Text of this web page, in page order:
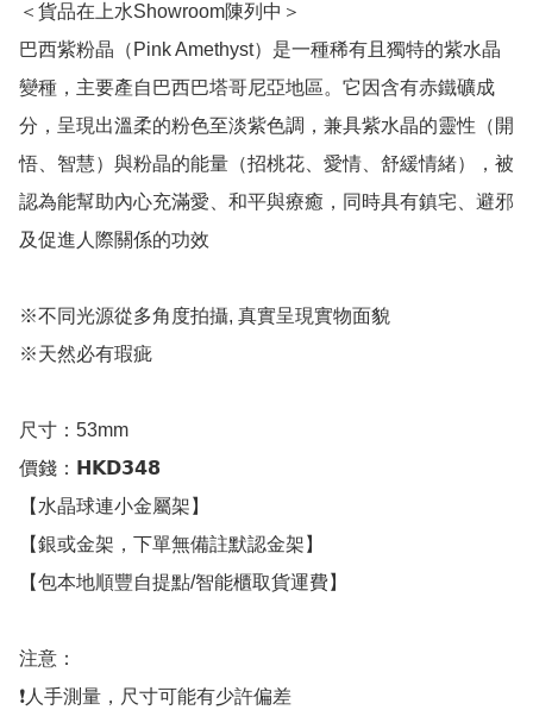
＜貨品在上水Showroom陳列中＞
巴西紫粉晶（Pink Amethyst）是一種稀有且獨特的紫水晶
變種，主要產自巴西巴塔哥尼亞地區。它因含有赤鐵礦成
分，呈現出溫柔的粉色至淡紫色調，兼具紫水晶的靈性（開
悟、智慧）與粉晶的能量（招桃花、愛情、舒緩情緒），被
認為能幫助內心充滿愛、和平與療癒，同時具有鎮宅、避邪
及促進人際關係的功效
※不同光源從多角度拍攝, 真實呈現實物面貌
※天然必有瑕疵
尺寸：53mm
價錢：𝗛𝗞𝗗𝟯𝟰𝟴
【水晶球連小金屬架】
【銀或金架，下單無備註默認金架】
【包本地順豐自提點/智能櫃取貨運費】
注意：
❗人手測量，尺寸可能有少許偏差